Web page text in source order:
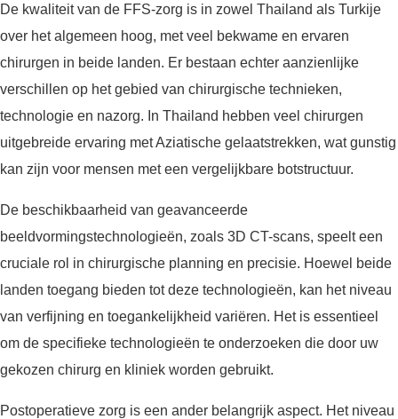
De kwaliteit van de FFS-zorg is in zowel Thailand als Turkije
over het algemeen hoog, met veel bekwame en ervaren
chirurgen in beide landen. Er bestaan echter aanzienlijke
verschillen op het gebied van chirurgische technieken,
technologie en nazorg. In Thailand hebben veel chirurgen
uitgebreide ervaring met Aziatische gelaatstrekken, wat gunstig
kan zijn voor mensen met een vergelijkbare botstructuur.
De beschikbaarheid van geavanceerde
beeldvormingstechnologieën, zoals 3D CT-scans, speelt een
cruciale rol in chirurgische planning en precisie. Hoewel beide
landen toegang bieden tot deze technologieën, kan het niveau
van verfijning en toegankelijkheid variëren. Het is essentieel
om de specifieke technologieën te onderzoeken die door uw
gekozen chirurg en kliniek worden gebruikt.
Postoperatieve zorg is een ander belangrijk aspect. Het niveau